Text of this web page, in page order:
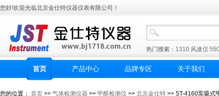
您好!欢迎光临北京金仕特仪器仪表有限公司！
热门搜索： 1310 风速仪
首页 产品中心 品牌专区 关于我们
您的位置： 首页 >> 气体检测仪器 >> 甲醛检测仪 >> 北京金仕特 >> ST-4160泵吸式